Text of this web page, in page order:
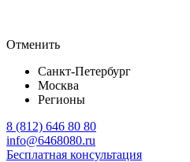
Отменить
Санкт-Петербург
Москва
Регионы
8 (812) 646 80 80
info@6468080.ru
Бесплатная консультация